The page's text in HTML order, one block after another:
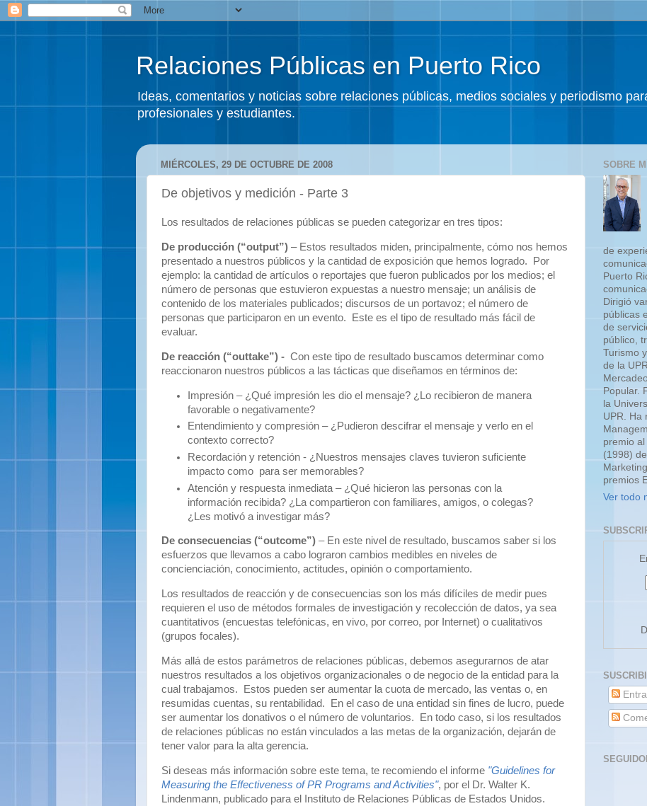
Relaciones Públicas en Puerto Rico
Ideas, comentarios y noticias sobre relaciones públicas, medios sociales y periodismo
profesionales y estudiantes.
MIÉRCOLES, 29 DE OCTUBRE DE 2008
De objetivos y medición - Parte 3
Los resultados de relaciones públicas se pueden categorizar en tres tipos:
De producción (“output”) – Estos resultados miden, principalmente, cómo nos hemos
presentado a nuestros públicos y la cantidad de exposición que hemos logrado.
Por
ejemplo: la cantidad de artículos o reportajes que fueron publicados por los medios; el
número de personas que estuvieron expuestas a nuestro mensaje; un análisis de
contenido de los materiales publicados; discursos de un portavoz; el número de
personas que participaron en un evento.
Este es el tipo de resultado más fácil de
evaluar.
De reacción (“outtake”) - Con este tipo de resultado buscamos determinar como
reaccionaron nuestros públicos a las tácticas que diseñamos en términos de:
Impresión – ¿Qué impresión les dio el mensaje? ¿Lo recibieron de manera
favorable o negativamente?
Entendimiento y compresión – ¿Pudieron descifrar el mensaje y verlo en el
contexto correcto?
Recordación y retención - ¿Nuestros mensajes claves tuvieron suficiente
impacto como para ser memorables?
Atención y respuesta inmediata – ¿Qué hicieron las personas con la
información recibida? ¿La compartieron con familiares, amigos, o colegas?
¿Les motivó a investigar más?
De consecuencias (“outcome”) – En este nivel de resultado, buscamos saber si los
esfuerzos que llevamos a cabo lograron cambios medibles en niveles de
concienciación, conocimiento, actitudes, opinión o comportamiento.
Los resultados de reacción y de consecuencias son los más difíciles de medir pues
requieren el uso de métodos formales de investigación y recolección de datos, ya sea
cuantitativos (encuestas telefónicas, en vivo, por correo, por Internet) o cualitativos
(grupos focales).
Más allá de estos parámetros de relaciones públicas, debemos asegurarnos de atar
nuestros resultados a los objetivos organizacionales o de negocio de la entidad para la
cual trabajamos.
Estos pueden ser aumentar la cuota de mercado, las ventas o, en
resumidas cuentas, su rentabilidad.
En el caso de una entidad sin fines de lucro, puede
ser aumentar los donativos o el número de voluntarios.
En todo caso, si los resultados
de relaciones públicas no están vinculados a las metas de la organización, dejarán de
tener valor para la alta gerencia.
Si deseas más información sobre este tema, te recomiendo el informe "Guidelines for
Measuring the Effectiveness of PR Programs and Activities", por el Dr. Walter K.
Lindenmann, publicado para el Instituto de Relaciones Públicas de Estados Unidos.
SOBRE MÍ
de
Puerto
Dirigió
públicas
de
público,
Turismo
de la
Popular.
la
UPR. Ha
premio
(1998)
premios
Ver todo